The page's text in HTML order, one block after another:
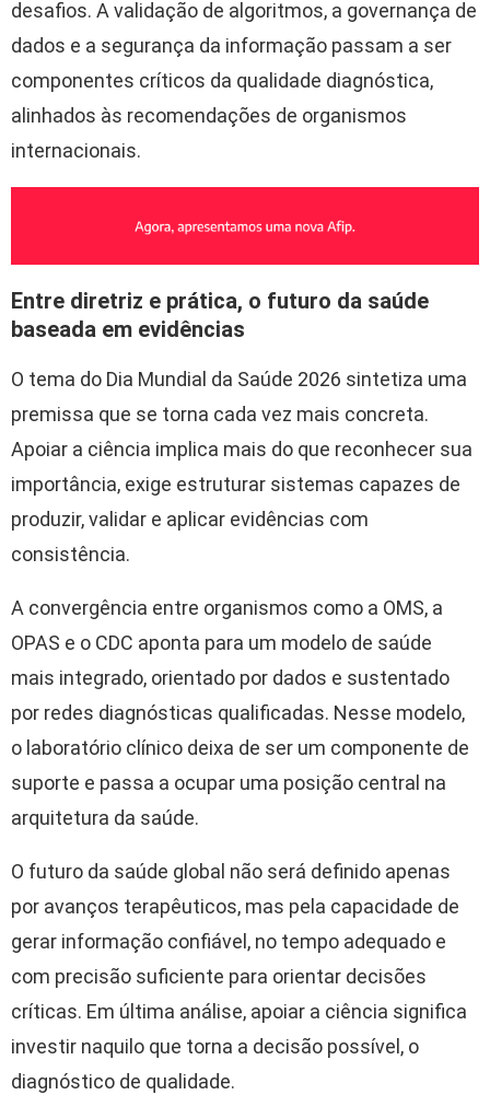
desafios. A validação de algoritmos, a governança de
dados e a segurança da informação passam a ser
componentes críticos da qualidade diagnóstica,
alinhados às recomendações de organismos
internacionais.
Entre diretriz e prática, o futuro da saúde
baseada em evidências
O tema do Dia Mundial da Saúde 2026 sintetiza uma
premissa que se torna cada vez mais concreta.
Apoiar a ciência implica mais do que reconhecer sua
importância, exige estruturar sistemas capazes de
produzir, validar e aplicar evidências com
consistência.
A convergência entre organismos como a OMS, a
OPAS e o CDC aponta para um modelo de saúde
mais integrado, orientado por dados e sustentado
por redes diagnósticas qualificadas. Nesse modelo,
o laboratório clínico deixa de ser um componente de
suporte e passa a ocupar uma posição central na
arquitetura da saúde.
O futuro da saúde global não será definido apenas
por avanços terapêuticos, mas pela capacidade de
gerar informação confiável, no tempo adequado e
com precisão suficiente para orientar decisões
críticas. Em última análise, apoiar a ciência significa
investir naquilo que torna a decisão possível, o
diagnóstico de qualidade.